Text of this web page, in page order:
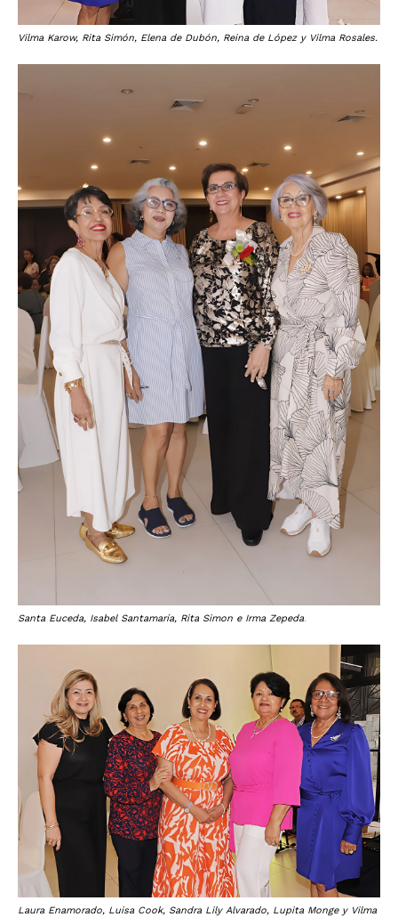
Vilma Karow, Rita Simón, Elena de Dubón, Reina de López y Vilma Rosales.
Santa Euceda, Isabel Santamaría, Rita Simon e Irma Zepeda
Laura Enamorado, Luisa Cook, Sandra Lily Alvarado, Lupita Monge y Vilma